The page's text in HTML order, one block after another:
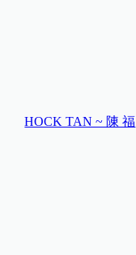
HOCK TAN ~ 陳 福